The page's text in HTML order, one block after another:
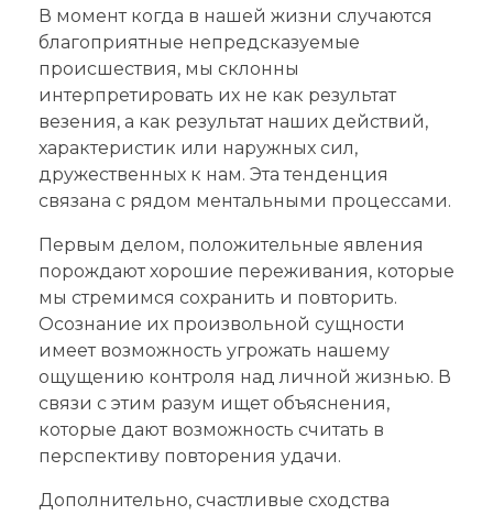
В момент когда в нашей жизни случаются
благоприятные непредсказуемые
происшествия, мы склонны
интерпретировать их не как результат
везения, а как результат наших действий,
характеристик или наружных сил,
дружественных к нам. Эта тенденция
связана с рядом ментальными процессами.
Первым делом, положительные явления
порождают хорошие переживания, которые
мы стремимся сохранить и повторить.
Осознание их произвольной сущности
имеет возможность угрожать нашему
ощущению контроля над личной жизнью. В
связи с этим разум ищет объяснения,
которые дают возможность считать в
перспективу повторения удачи.
Дополнительно, счастливые сходства